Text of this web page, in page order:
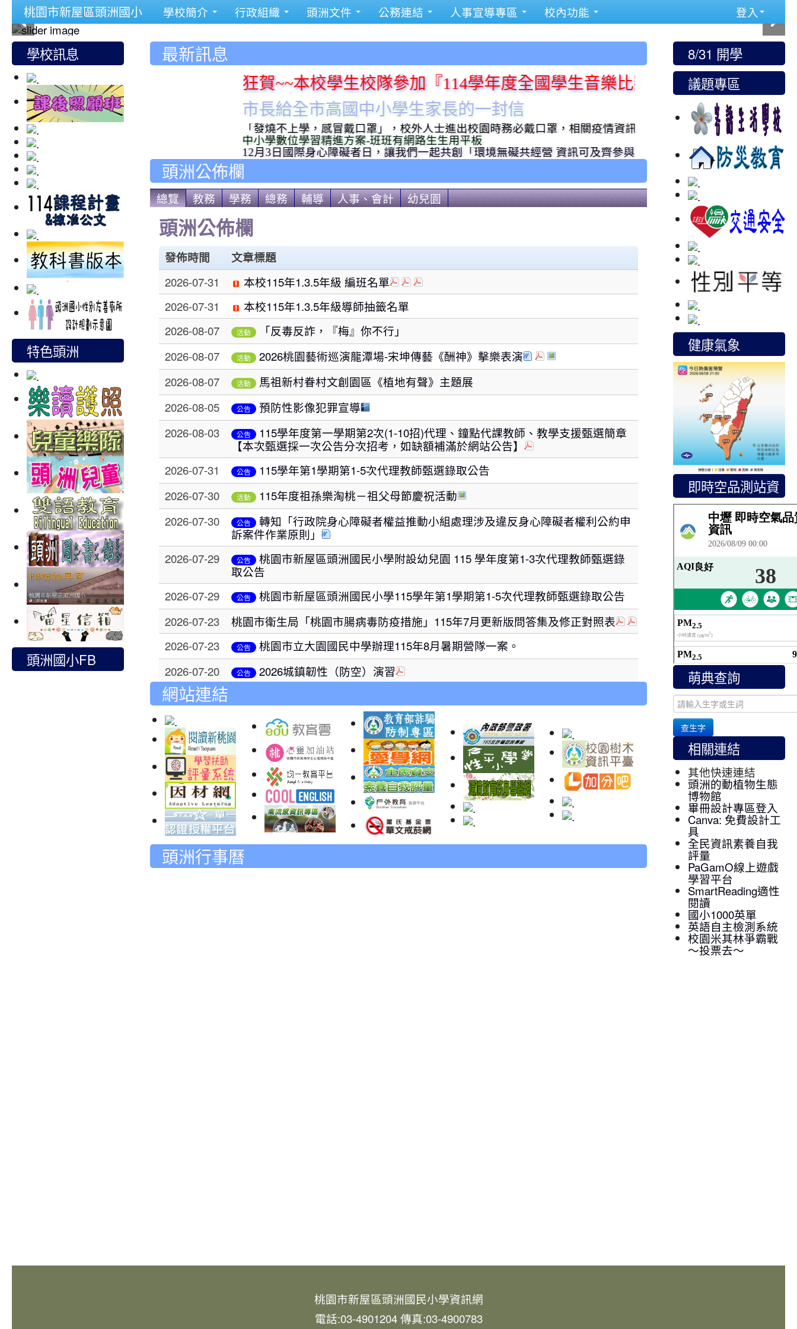
桃園市新屋區頭洲國小 學校簡介 行政組織 頭洲文件 公務連結 人事宣導專區 校內功能 登入
學校訊息
特色頭洲
頭洲國小FB
最新訊息
狂賀~~本校學生校隊參加『114學年度全國學生音樂比賽』榮獲 兒童樂隊 國小
市長給全市高國中小學生家長的一封信
「發燒不上學，感冒戴口罩」，校外人士進出校園時務必戴口罩，相關疫情資訊可撥打疾管署防疫專線1922
中小學數位學習精進方案-班班有網路生生用平板
12月3日國際身心障礙者日，讓我們一起共創「環境無礙共經營 資訊可及齊參與」的友善桃園。
頭洲公佈欄
總覽 教務 學務 總務 輔導 人事、會計 幼兒園
頭洲公佈欄
發佈時間 文章標題
2026-07-31
本校115年1.3.5年級 編班名單
2026-07-31
本校115年1.3.5年級導師抽籤名單
2026-08-07
活動
「反毒反詐，『梅』你不行」
2026-08-07
活動
2026桃園藝術巡演龍潭場-宋坤傳藝《酬神》擊樂表演
2026-08-07
活動
馬祖新村眷村文創園區《植地有聲》主題展
2026-08-05
公告
預防性影像犯罪宣導
2026-08-03
公告
115學年度第一學期第2次(1-10招)代理、鐘點代課教師、教學支援甄選簡章
【本次甄選採一次公告分次招考，如缺額補滿於網站公告】
2026-07-31
公告
115學年第1學期第1-5次代理教師甄選錄取公告
2026-07-30
活動
115年度祖孫樂淘桃－祖父母節慶祝活動
2026-07-30
公告
轉知「行政院身心障礙者權益推動小組處理涉及違反身心障礙者權利公約申
訴案件作業原則」
2026-07-29
公告
桃園市新屋區頭洲國民小學附設幼兒園 115 學年度第1-3次代理教師甄選錄
取公告
2026-07-29
公告
桃園市新屋區頭洲國民小學115學年第1學期第1-5次代理教師甄選錄取公告
2026-07-23
桃園市衛生局「桃園市腸病毒防疫措施」115年7月更新版問答集及修正對照表
2026-07-23
公告
桃園市立大園國民中學辦理115年8月暑期營隊一案。
2026-07-20
公告 2026城鎮韌性（防空）演習
下 15 則
網站連結
頭洲行事曆
8/31 開學
議題專區
健康氣象
即時空品測站資
訊
萌典查詢
查生字
相關連結
其他快速連結
頭洲的動植物生態
博物館
畢冊設計專區登入
Canva: 免費設計工
具
全民資訊素養自我
評量
PaGamO線上遊戲
學習平台
SmartReading適性
閱讀
國小1000英單
英語自主檢測系統
校園米其林爭霸戰
～投票去～
桃園市新屋區頭洲國民小學資訊網
電話:03-4901204 傳真:03-4900783